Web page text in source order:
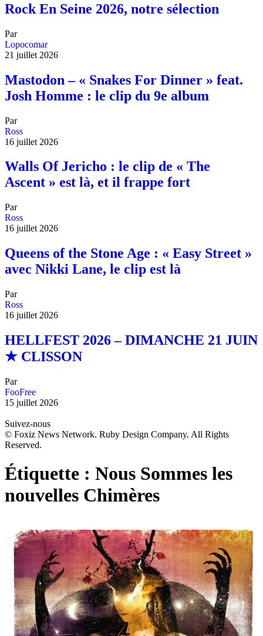
Rock En Seine 2026, notre sélection
Par
Lopocomar
21 juillet 2026
Mastodon – « Snakes For Dinner » feat.
Josh Homme : le clip du 9e album
Par
Ross
16 juillet 2026
Walls Of Jericho : le clip de « The
Ascent » est là, et il frappe fort
Par
Ross
16 juillet 2026
Queens of the Stone Age : « Easy Street »
avec Nikki Lane, le clip est là
Par
Ross
16 juillet 2026
HELLFEST 2026 – DIMANCHE 21 JUIN
★ CLISSON
Par
FooFree
15 juillet 2026
Suivez-nous
© Foxiz News Network. Ruby Design Company. All Rights
Reserved.
Étiquette : Nous Sommes les
nouvelles Chimères